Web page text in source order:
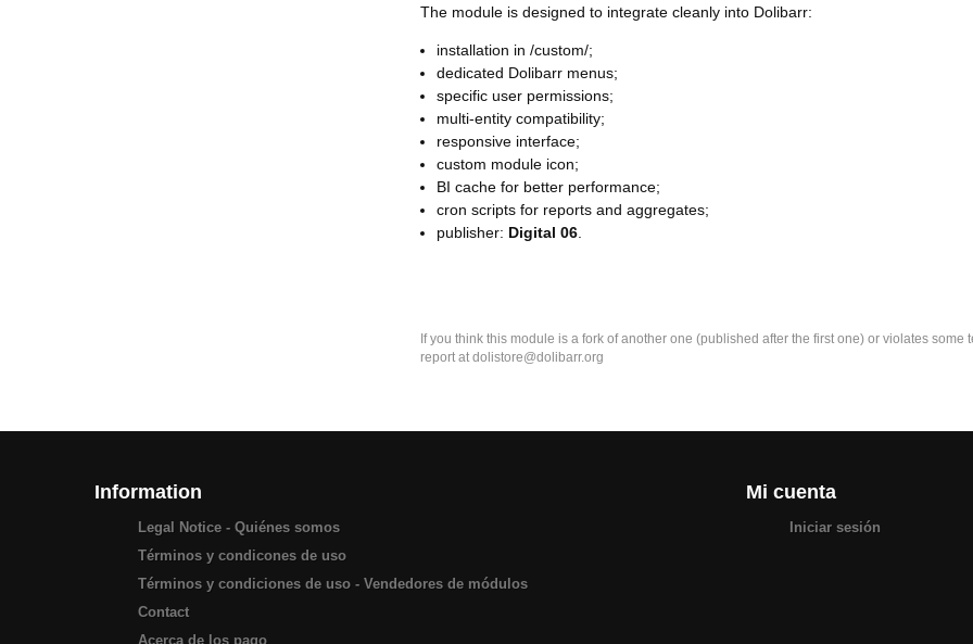
The module is designed to integrate cleanly into Dolibarr:
installation in /custom/;
dedicated Dolibarr menus;
specific user permissions;
multi-entity compatibility;
responsive interface;
custom module icon;
BI cache for better performance;
cron scripts for reports and aggregates;
publisher: Digital 06
If you think this module is a fork of another one (published after the first one) or violates
report at dolistore@dolibarr.org
Information
Legal Notice - Quiénes somos
Términos y condicones de uso
Términos y condiciones de uso - Vendedores de módulos
Contact
Acerca de los pago
Mi cuenta
Iniciar sesión